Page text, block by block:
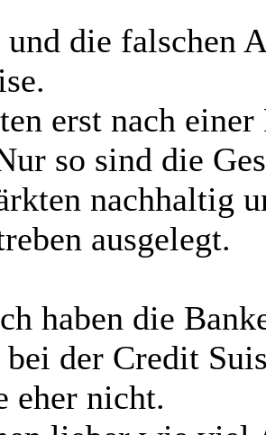
die falschen
erst nach
so sind die
nachhaltig
ausgelegt.
haben die
bei der Credit
eher nicht.